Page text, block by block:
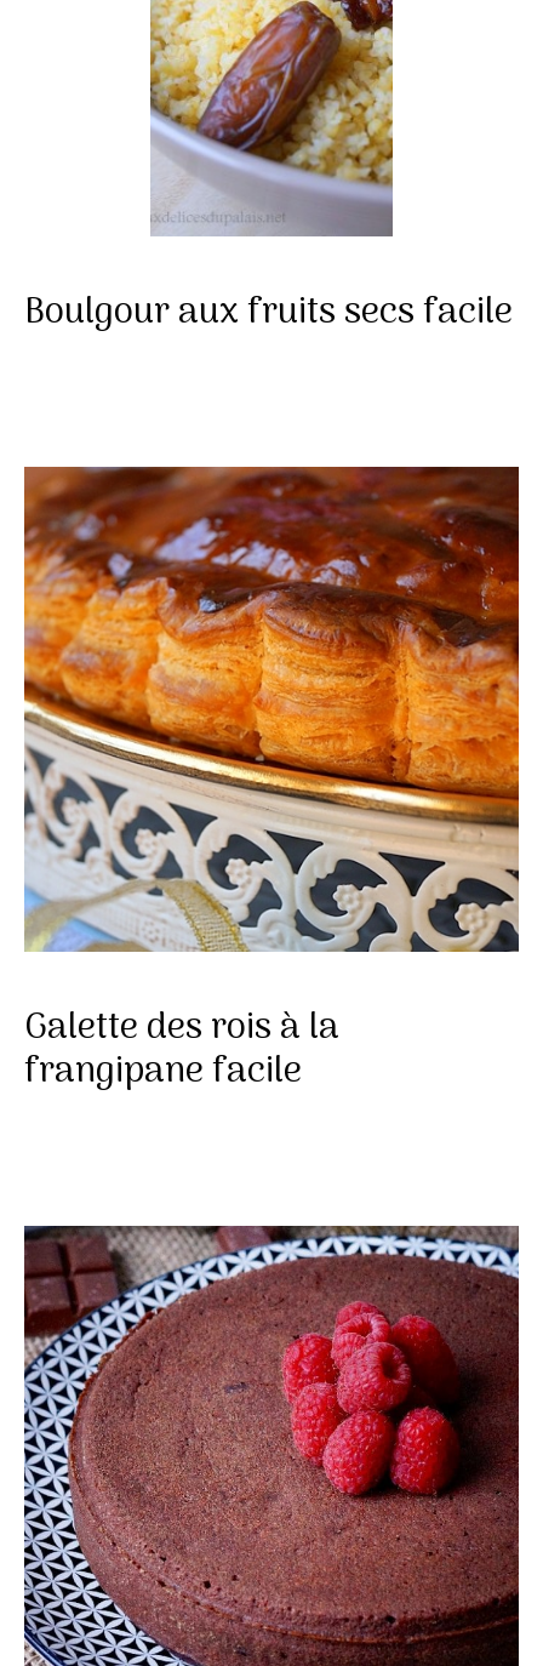
Boulgour aux fruits secs facile
Galette des rois à la
frangipane facile